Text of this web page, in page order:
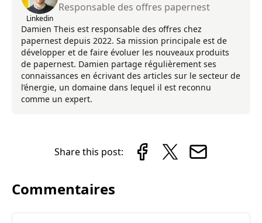
Linkedin
Responsable des offres papernest
Damien Theis est responsable des offres chez
papernest depuis 2022. Sa mission principale est de
développer et de faire évoluer les nouveaux produits
de papernest. Damien partage régulièrement ses
connaissances en écrivant des articles sur le secteur de
l’énergie, un domaine dans lequel il est reconnu
comme un expert.
Share this post:
Commentaires